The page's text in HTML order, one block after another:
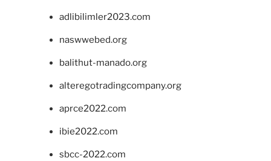
adlibilimler2023.com
naswwebed.org
balithut-manado.org
alteregotradingcompany.org
aprce2022.com
ibie2022.com
sbcc-2022.com